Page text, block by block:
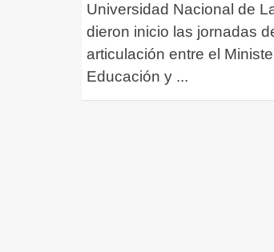
Universidad Nacional de
dieron inicio las jornadas
articulación entre el
Educación y ...